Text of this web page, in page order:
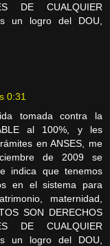
DE CUALQUIER
un logro del DOU,
0:31
tomada contra la
al 100%, y les
en ANSES, me
de 2009 se
indica que tenemos
en el sistema para
maternidad,
SON DERECHOS
DE CUALQUIER
un logro del DOU,